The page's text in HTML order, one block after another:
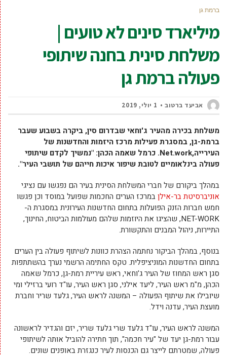
ברמת גן
מיליארד סינים לא טועים |
משלחת סינית בחנה שיתופי
פעולה ברמת גן
אביעד ברטוב 1 יולי, 2019
משלחת בכירה מהעיר ג'וחאי שבדרום סין, ביקרה בשבוע שעבר
ברמת-גן, במסגרת פעילות מרכז היזמות והחדשנות של
העירייה,Net.work. כרמל שאמה הכהן: "נמשיך לקדם שיתופי
פעולה בינלאומיים לטובת שיפור איכות חייהם של תושבי העיר".
במהלך ביקורם של חברי המשלחת הסינית בעיר הם נפגשו עם נציגי
אוניברסיטת בר-אילןבמרכז הערים החכמות שפועל במוסד וכן פגשו
חמש חברות הזנק הפועלות בתחום החדשנות העירונית במסגרת ה-
NET-WORK, שהציגו את היוזמות שלהם מעולמות הביטוח, החינוך,
התיירות, ניהול המבנים והתקשורת.
בנוסף, במהלך הביקור נחתמה הצהרת כוונות לשיתוף פעולה בין הערים
בתחום החדשנות המוניציפלית. טקס החתימה הרשמי נערך בהשתתפות
סגן ראש המחוז של העיר ג'וחאי, ראש עיריית רמת-גן, כרמל שאמה
הכהן, מ"מ ראש העיר, ליעד אילני, סגן ראש העיר, עו"ד רועי ברזילי ומי
שיובילו את שיתוף הפעולה – המשנה לראש העיר, גלעד שריר וחברת
מועצת העיר, עדנה וידל.
המשנה לראש העיר, עו"ד גלעד שרי גלעד שריר, יזם והגדיר לראשונה
עבור רמת-גן יעד של "עיר חכמה", תוך חתירה להוביל אותה לשיתופי
פעולה, שמטרתם לייצר גם הכנסות לעיר כנגזרת באופנים שונים.